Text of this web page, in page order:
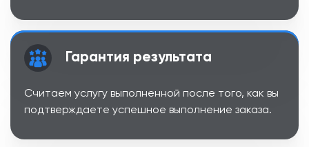
Гарантия результата
Считаем услугу выполненной после того, как вы
подтверждаете успешное выполнение заказа.